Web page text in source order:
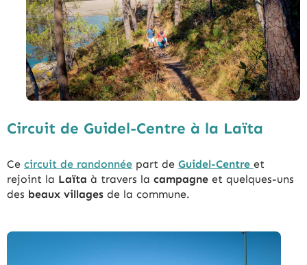
Circuit de Guidel-Centre à la Laïta
Ce circuit de randonnée part de Guidel-Centre et
rejoint la Laïta à travers la campagne et quelques-uns
des beaux villages de la commune.